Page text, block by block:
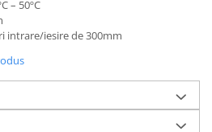
– 50ºC
intrare/iesire de 300mm